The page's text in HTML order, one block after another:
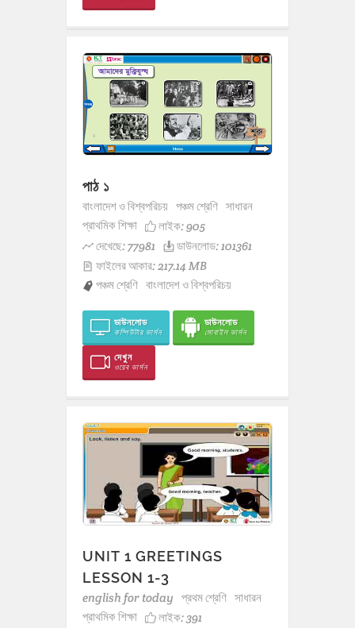
পাঠ ১
বাংলাদেশ ও বিশ্বপরিচয় পঞ্চম শ্রেণি সাধারন
প্রাথমিক শিক্ষা
লাইক:905
দেখেছে: 77981
ডাউনলোড: 101361
ফাইলের আকার: 217.14 MB
পঞ্চম শ্রেণি বাংলাদেশ ও বিশ্বপরিচয়
ডাউনলোড
কম্পিউটার ভার্সন
ডাউনলোড
মোবাইল ভার্সন
দেখুন
ওয়েব ভার্সন
UNIT 1 GREETINGS
LESSON 1-3
english for today প্রথম শ্রেণি সাধারন
প্রাথমিক শিক্ষা
লাইক:391